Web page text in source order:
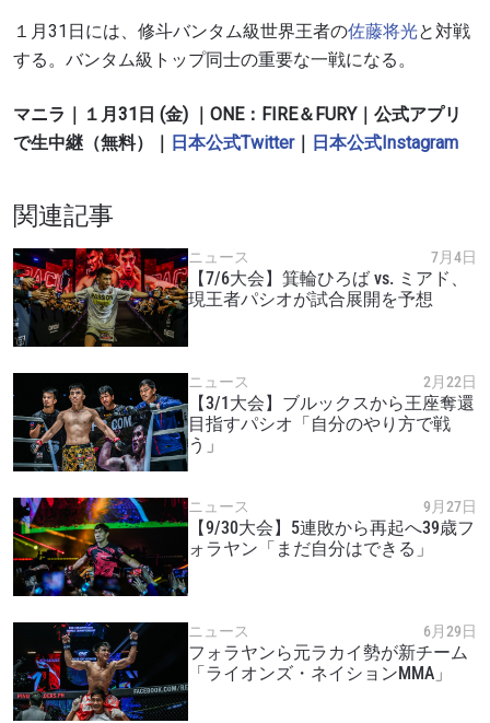
１月31 日には、修斗バンタム級世界王者の佐藤将光と対戦
する。バンタム級トップ同士の重要な一戦になる。
マニラ｜１月31日 (金) ｜ONE：FIRE＆FURY｜公式アプリ
で生中継（無料）｜ 日本公式Twitter｜ 日本公式Instagram
関連記事
ニュース 7月4日
【7/6大会】箕輪ひろば vs. ミアド、
現王者パシオが試合展開を予想
ニュース 2月22日
【3/1大会】ブルックスから王座奪還
目指すパシオ「自分のやり方で戦
う」
ニュース 9月27日
【9/30大会】5連敗から再起へ39歳フ
ォラヤン「まだ自分はできる」
ニュース 6月29日
フォラヤンら元ラカイ勢が新チーム
「ライオンズ・ネイションMMA」
対戦相手
大会
ハイライトを見る
最新情報をゲット
ONEチャンピオンシップとどこでも一緒！ 最新ニ
ュース、特別オファー、ライブイベントの最高の
席をゲットするため今すぐ登録を！
Eメール
名前（ローマ字で記入）
このフォームを送信することにより、お客様は当
社のプライバシーポリシーに基づく情報の収集、
使用および開示に同意したことになります。お客